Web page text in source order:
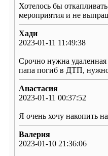
Хотелось бы
мероприятия и не
Хади
2023-01-11 11:49:38
Срочно нужна
папа погиб в ДТП,
Анастасия
2023-01-11 00:37:52
Я очень хочу накопить
Валерия
2023-01-10 21:36:06